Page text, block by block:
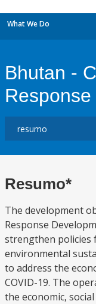
What We Do
Bhutan -
Response
Resumo*
The development
Response
strengthen policies
environmental
to address the
COVID-19. The
the economic,